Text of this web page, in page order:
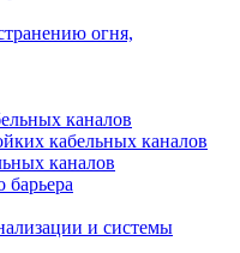
огня,
каналов
кабельных каналов
каналов
барьера
и системы